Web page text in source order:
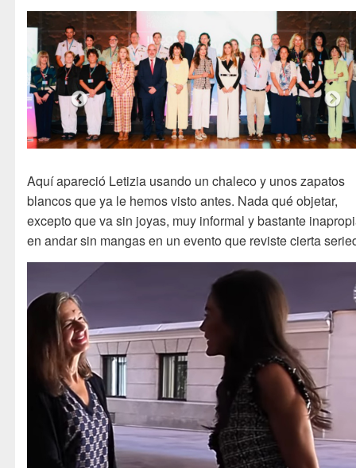
Aquí apareció Letizia usando un chaleco y unos zapatos
blancos que ya le hemos visto antes. Nada qué objetar,
excepto que va sin joyas, muy informal y bastante
en andar sin mangas en un evento que reviste cierta